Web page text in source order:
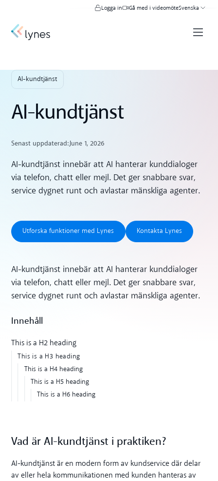
Logga in Gå med i videomöteSvenska
AI-kundtjänst
AI-kundtjänst
Senast uppdaterad:June 1, 2026
AI-kundtjänst innebär att AI hanterar kunddialoger
via telefon, chatt eller mejl. Det ger snabbare svar,
service dygnet runt och avlastar mänskliga agenter.
Utforska funktioner med Lynes
Utforska funktioner med Lynes
Kontakta Lynes
Kontakta Lynes
AI-kundtjänst innebär att AI hanterar kunddialoger
via telefon, chatt eller mejl. Det ger snabbare svar,
service dygnet runt och avlastar mänskliga agenter.
Innehåll
This is a H2 heading
This is a H3 heading
This is a H4 heading
This is a H5 heading
This is a H6 heading
Vad är AI-kundtjänst i praktiken?
AI-kundtjänst är en modern form av kundservice där delar
av eller hela kommunikationen med kunden hanteras av